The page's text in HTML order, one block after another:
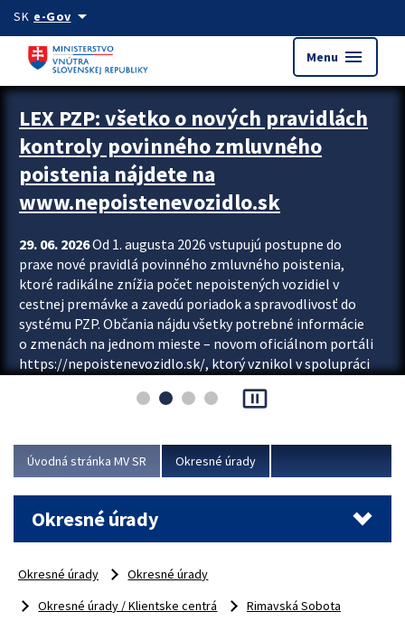
Preskocit na hlavný obsah
SK e-Govarrow_drop_down
Menu menu
Zastavit automatický posun upútavok
LEX PZP: všetko o nových pravidlách
kontroly povinného zmluvného
poistenia nájdete na
www.nepoistenevozidlo.sk
29. 06. 2026Od 1. augusta 2026 vstupujú postupne do
praxe nové pravidlá povinného zmluvného poistenia,
ktoré radikálne znížia počet nepoistených vozidiel v
cestnej premávke a zavedú poriadok a spravodlivosť do
systému PZP. Občania nájdu všetky potrebné informácie
o zmenách na jednom mieste – novom oficiálnom portáli
https://nepoistenevozidlo.sk/, ktorý vznikol v spolupráci
asociácie poisťovní (SLASPO) a Ministerstva vnútra SR.
Viac
pause_presentation
Úvodná stránka MV SR Okresné úrady
Okresné úrady
Okresné úrady
Okresné úrady
Okresné úrady / Klientske centrá
Rimavská Sobota